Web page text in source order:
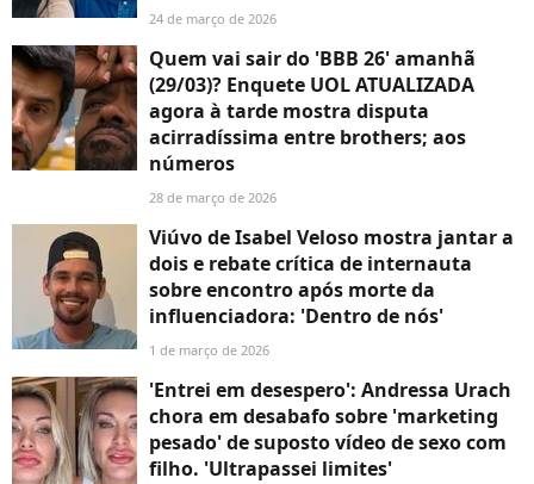
24 de março de 2026
Quem vai sair do 'BBB 26' amanhã
(29/03)? Enquete UOL ATUALIZADA
agora à tarde mostra disputa
acirradíssima entre brothers; aos
números
28 de março de 2026
Viúvo de Isabel Veloso mostra jantar a
dois e rebate crítica de internauta
sobre encontro após morte da
influenciadora: 'Dentro de nós'
1 de março de 2026
'Entrei em desespero': Andressa Urach
chora em desabafo sobre 'marketing
pesado' de suposto vídeo de sexo com
filho. 'Ultrapassei limites'